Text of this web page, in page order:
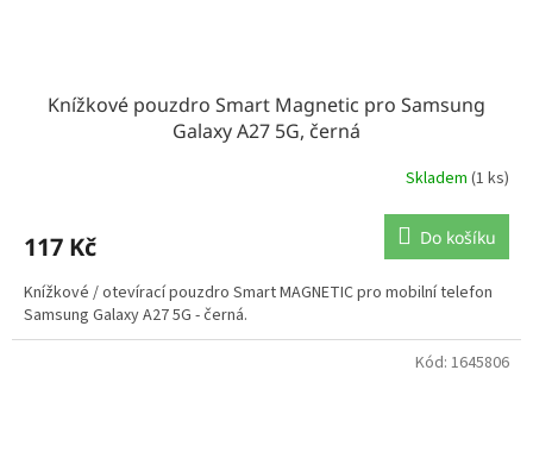
Knížkové pouzdro Smart Magnetic pro Samsung
Galaxy A27 5G, černá
Skladem (1 ks)
117 Kč Do košíku
Knížkové / otevírací pouzdro Smart MAGNETIC pro mobilní telefon
Samsung Galaxy A27 5G - černá.
Kód: 1645806